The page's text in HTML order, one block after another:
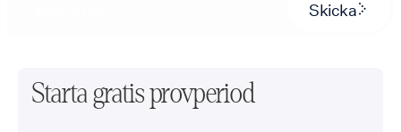
Skicka
Starta gratis provperiod